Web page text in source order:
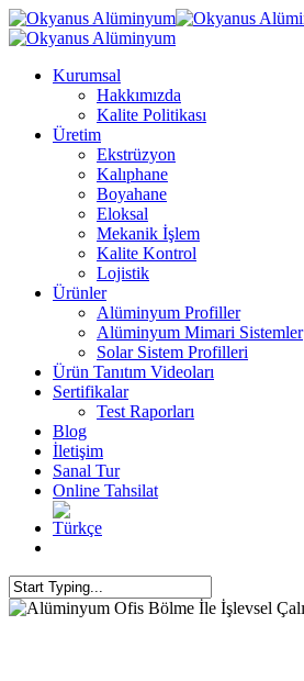
Kurumsal
Hakkımızda
Kalite Politikası
Üretim
Ekstrüzyon
Kalıphane
Boyahane
Eloksal
Mekanik İşlem
Kalite Kontrol
Lojistik
Ürünler
Alüminyum Profiller
Alüminyum Mimari Sistemler
Solar Sistem Profilleri
Ürün Tanıtım Videoları
Sertifikalar
Test Raporları
Blog
İletişim
Sanal Tur
Online Tahsilat